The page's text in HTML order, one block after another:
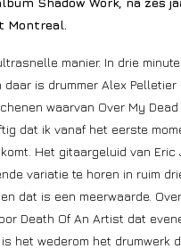
Montreal.
manier. In drie
is drummer Alex
waarvan Over My
dat ik vanaf het eerste
Het gitaargeluid van
variatie te horen in ruim
dat is een meerwaarde.
Death Of An Artist dat
het wederom het drumwerk